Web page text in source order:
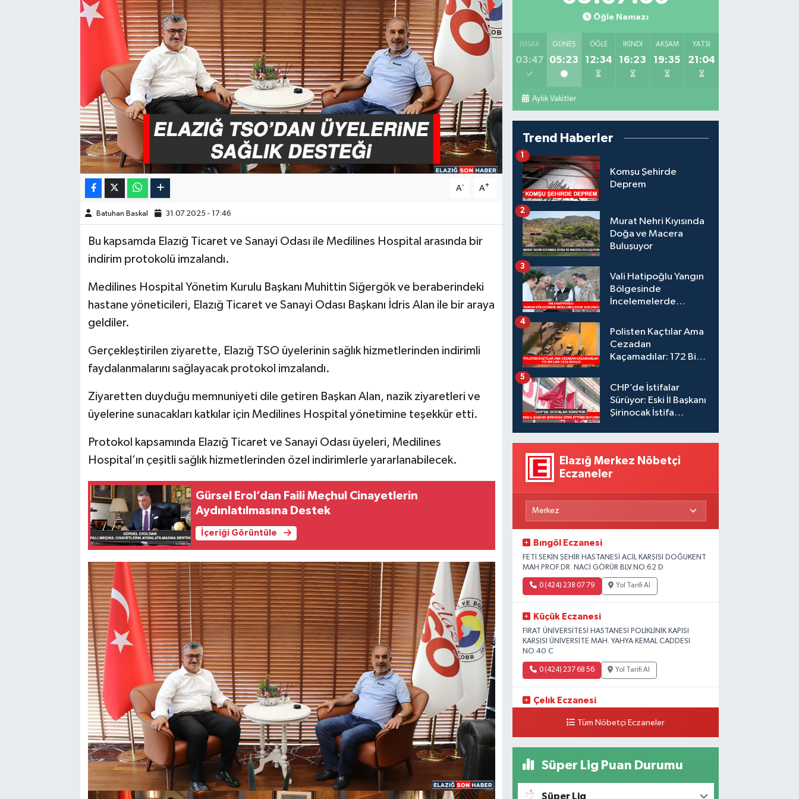
A- A+
Batuhan Baskal 31.07.2025 - 17:46
Bu kapsamda Elazığ Ticaret ve Sanayi Odası ile Medilines Hospital arasında bir
indirim protokolü imzalandı.
Medilines Hospital Yönetim Kurulu Başkanı Muhittin Siğergök ve beraberindeki
hastane yöneticileri, Elazığ Ticaret ve Sanayi Odası Başkanı İdris Alan ile bir araya
geldiler.
Gerçekleştirilen ziyarette, Elazığ TSO üyelerinin sağlık hizmetlerinden indirimli
faydalanmalarını sağlayacak protokol imzalandı.
Ziyaretten duyduğu memnuniyeti dile getiren Başkan Alan, nazik ziyaretleri ve
üyelerine sunacakları katkılar için Medilines Hospital yönetimine teşekkür etti.
Protokol kapsamında Elazığ Ticaret ve Sanayi Odası üyeleri, Medilines
Hospital’ın çeşitli sağlık hizmetlerinden özel indirimlerle yararlanabilecek.
Gürsel Erol’dan Faili Meçhul Cinayetlerin
Aydınlatılmasına Destek
İçeriği Görüntüle
Öğle Namazı
İMSAK
03:47
GÜNEŞ
05:23
ÖĞLE
12:34
İKINDI
16:23
AKŞAM
19:35
YATSI
21:04
Aylık Vakitler
Trend Haberler
Komşu Şehirde
Deprem
1
Murat Nehri Kıyısında
Doğa ve Macera
Buluşuyor
2
Vali Hatipoğlu Yangın
Bölgesinde
İncelemelerde
3
Polisten Kaçtılar Ama
Cezadan
Kaçamadılar: 172 Bin
4
CHP’de İstifalar
Sürüyor: Eski İl Başkanı
Şirinocak İstifa
5
Elazığ Merkez Nöbetçi
Eczaneler
Bıngöl Eczanesi
FETİ SEKİN ŞEHİR HASTANESİ ACİL KARŞISI DOĞUKENT
MAH.PROF.DR. NACİ GÖRÜR BLV.NO:62 D
0 (424) 238 07 79 Yol Tarifi Al
Küçük Eczanesi
FIRAT ÜNİVERSİTESİ HASTANESİ POLİKLİNİK KAPISI
KARŞISI ÜNİVERSİTE MAH. YAHYA KEMAL CADDESI
NO:40 C
0 (424) 237 68 56 Yol Tarifi Al
Çelık Eczanesi
MAH. 19730 SOK. NO:6 A
(HOZAT GARAJI OPET KARŞISI) 1. HARPUT CAD.
Tüm Nöbetçi Eczaneler
Süper Lig Puan Durumu
Süper Lig
KÜLTÜR-SANAT
MAGAZİN
ÖZEL HABER